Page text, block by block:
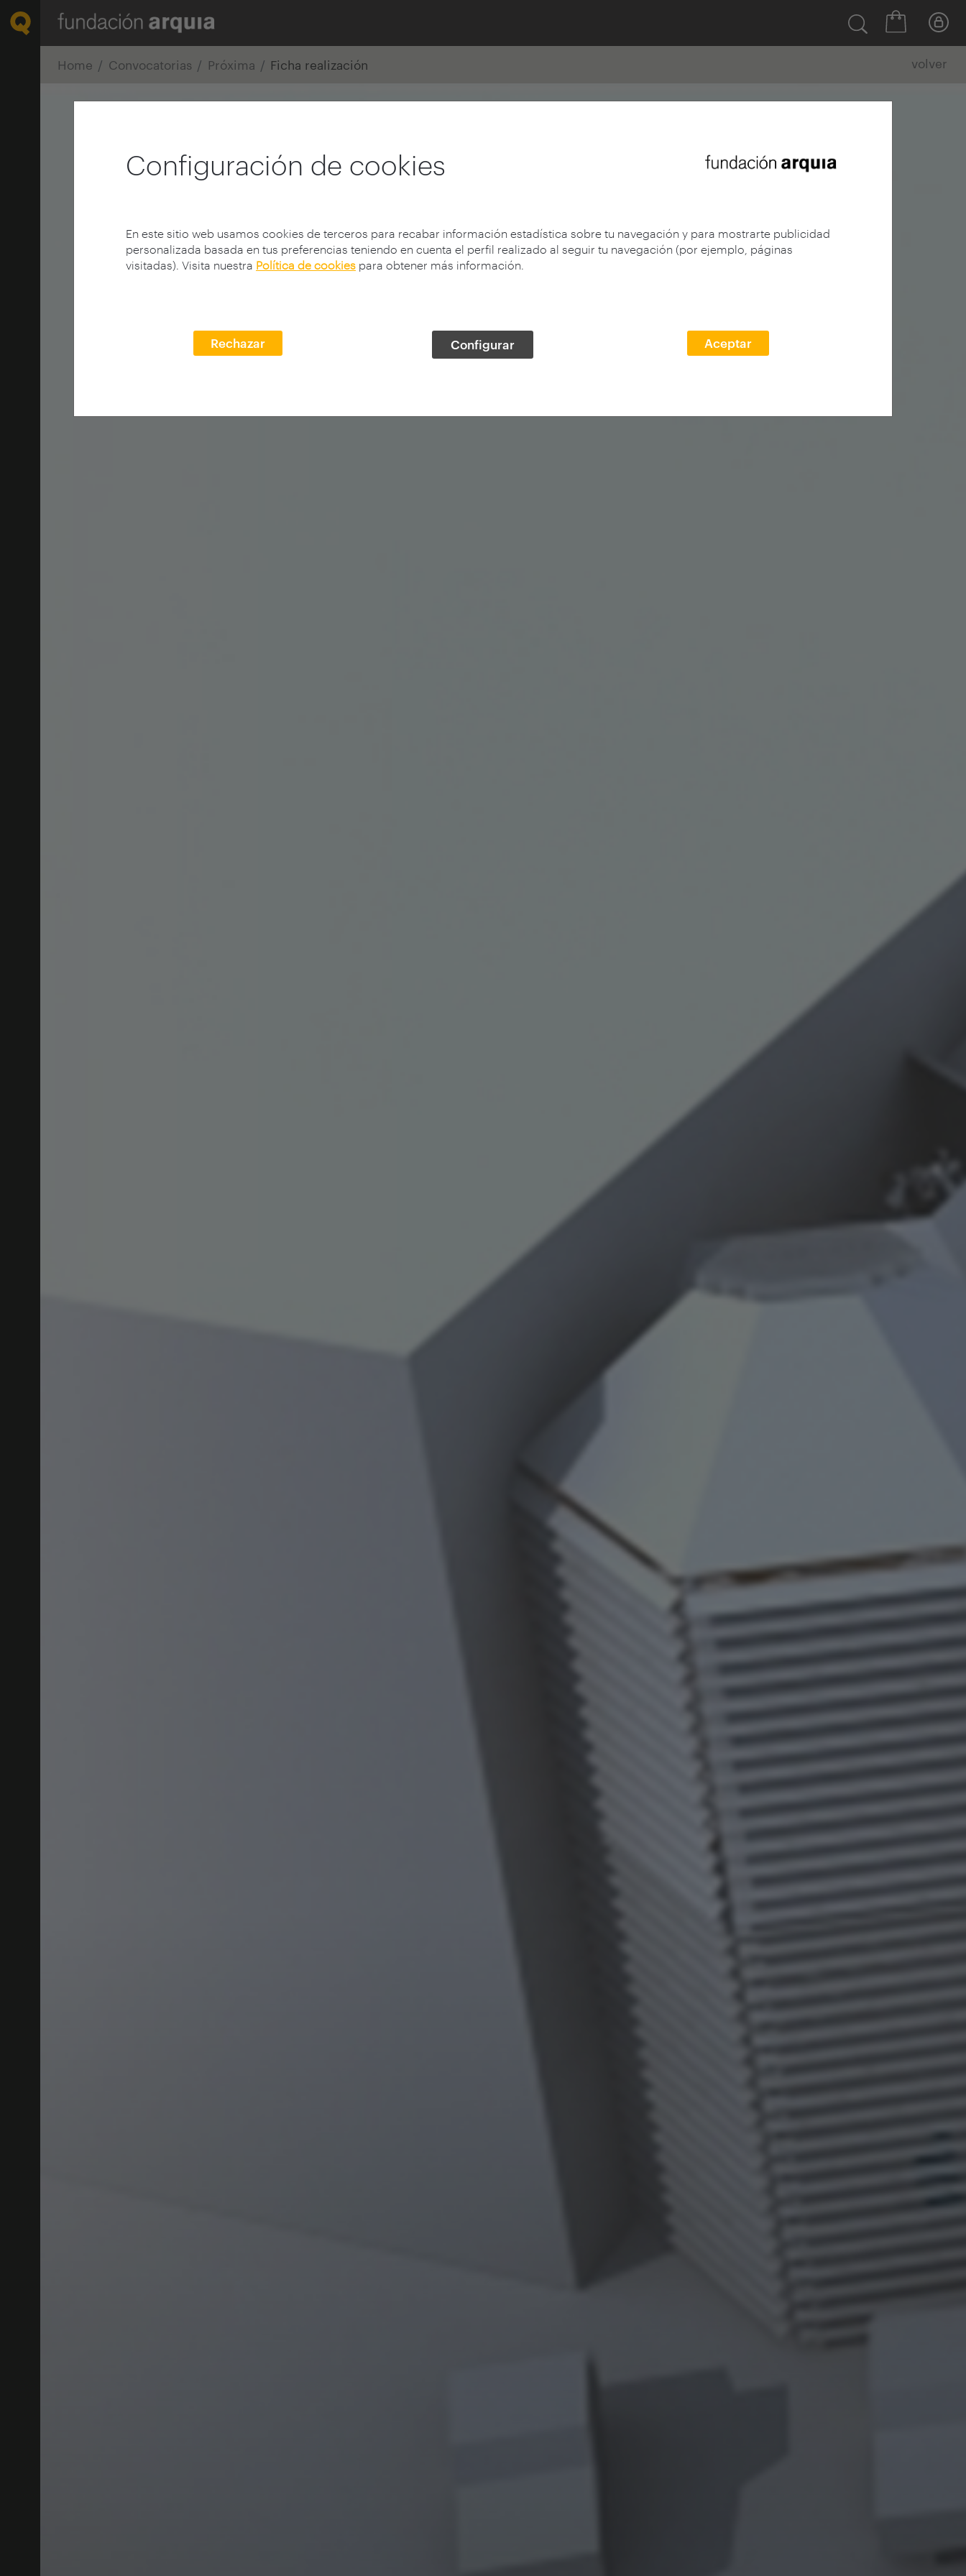
Configuración de cookies
En este sitio web usamos cookies de terceros para recabar información estadística sobre tu navegación y para mostrarte publicidad
personalizada basada en tus preferencias teniendo en cuenta el perfil realizado al seguir tu navegación (por ejemplo, páginas
visitadas). Visita nuestra Política de cookies para obtener más información.
Rechazar Configurar Aceptar
Home Convocatorias Próxima Ficha realización volver